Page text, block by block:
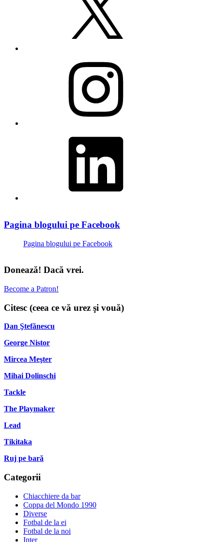
Pagina blogului pe Facebook
Pagina blogului pe Facebook
Donează! Dacă vrei.
Become a Patron!
Citesc (ceea ce vă urez şi vouă)
Dan Ştefănescu
George Nistor
Mircea Meşter
Mihai Dolinschi
Tackle
The Playmaker
Lead
Tikitaka
Ruj pe bară
Categorii
Chiacchiere da bar
Coppa del Mondo 1990
Diverse
Fotbal de la ei
Fotbal de la noi
Inter